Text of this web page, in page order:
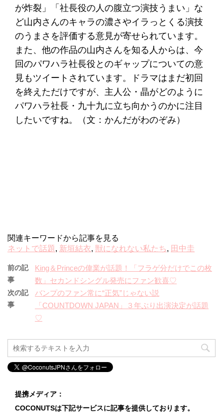
が炸裂」「社長役の人の腹立つ演技うまい」な
ど山内さんのキャラの濃さやイラっとくる演技
のうまさを評価する意見が寄せられています。
また、他の作品の山内さんを知る人からは、今
回のパワハラ社長役とのギャップについての意
見もツイートされています。ドラマはまだ初回
を終えただけですが、主人公・晶がどのように
パワハラ社長・九十九に立ち向かうのかに注目
したいですね。（文：かんだがわのぞみ）
関連キーワードから記事を見る
ネットで話題, 新垣結衣, 獣になれない私たち, 田中圭
前の記
事
King＆Princeの偉業が話題！「フラゲ分だけでこの枚
数」セカンドシングル発売にファン歓喜♡
次の記
事
バンプのファン常に“正気”じゃない説
「COUNTDOWN JAPAN」３年ぶり出演決定が話題
♡
提携メディア：
COCONUTSは下記サービスに記事を提供しております。